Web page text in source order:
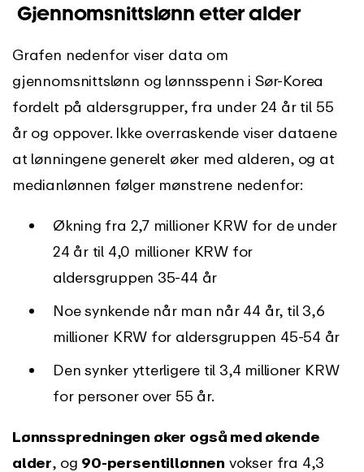
Gjennomsnittslønn etter alder
Grafen nedenfor viser data om
gjennomsnittslønn og lønnsspenn i Sør-Korea
fordelt på aldersgrupper, fra under 24 år til 55
år og oppover. Ikke overraskende viser dataene
at lønningene generelt øker med alderen, og at
medianlønnen følger mønstrene nedenfor:
Økning fra 2,7 millioner KRW for de under
24 år til 4,0 millioner KRW for
aldersgruppen 35-44 år
Noe synkende når man når 44 år, til 3,6
millioner KRW for aldersgruppen 45-54 år
Den synker ytterligere til 3,4 millioner KRW
for personer over 55 år.
Lønnsspredningen øker også med økende
alder, og 90-persentillønnen vokser fra 4,3